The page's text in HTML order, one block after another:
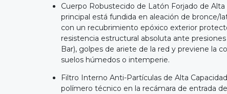
Cuerpo Robustecido de Latón Forjado de
principal está fundida en aleación de bronce/
con un recubrimiento epóxico exterior
resistencia estructural absoluta ante
Bar), golpes de ariete de la red y previene la
suelos húmedos o intemperie.
Filtro Interno Anti-Partículas de Alta
polímero técnico en la recámara de entrada